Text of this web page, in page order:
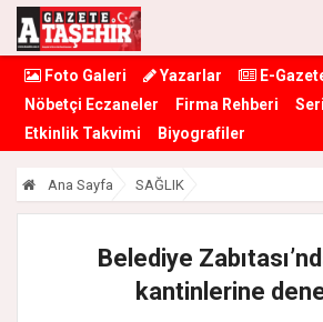
Foto Galeri Yazarlar E-
Nöbetçi Eczaneler
Firma Rehberi
Etkinlik Takvimi
Biyografiler
Ana Sayfa SAĞLIK
Belediye
kantinlerine